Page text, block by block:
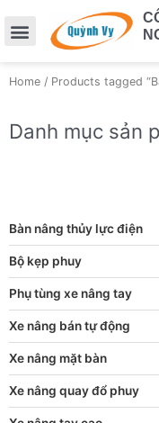
Home / Products tagged
Danh mục sản
Bàn nâng thủy lực điện
Bộ kẹp phuy
Phụ tùng xe nâng tay
Xe nâng bán tự động
Xe nâng mặt bàn
Xe nâng quay đổ phuy